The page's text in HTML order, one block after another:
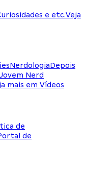
e etc.Veja
NerdologiaDepois
Nerd
mais em Vídeos
de
de